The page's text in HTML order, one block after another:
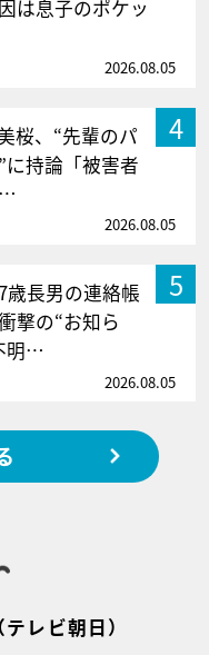
は息子のポケッ
2026.08.05
4
桜、“先輩のパ
に持論「被害者
2026.08.05
5
歳長男の連絡帳
撃の“お知ら
明…
2026.08.05
（テレビ朝日）